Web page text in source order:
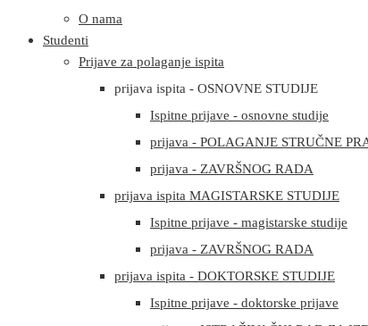
O nama
Studenti
Prijave za polaganje ispita
prijava ispita - OSNOVNE STUDIJE
Ispitne prijave - osnovne studije
prijava - POLAGANJE STRUČNE
prijava - ZAVRŠNOG RADA
prijava ispita MAGISTARSKE STUDIJE
Ispitne prijave - magistarske studije
prijava - ZAVRŠNOG RADA
prijava ispita - DOKTORSKE STUDIJE
Ispitne prijave - doktorske prijave